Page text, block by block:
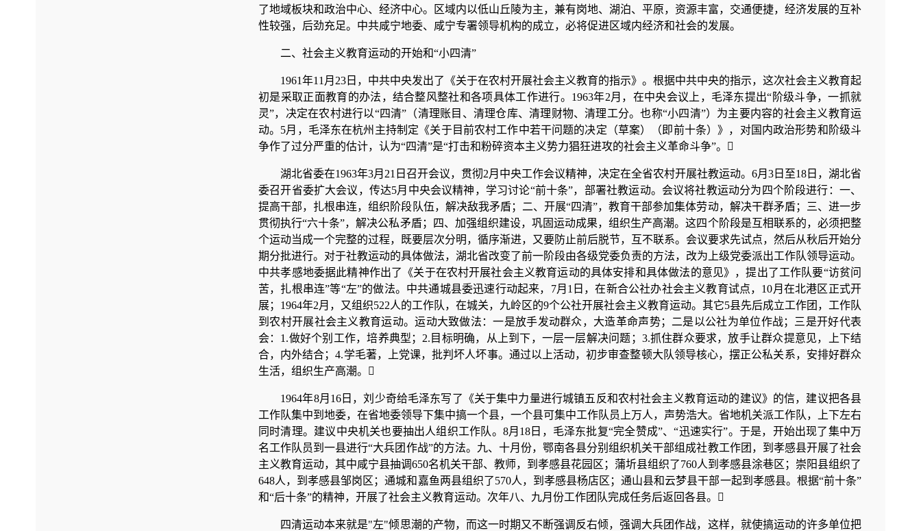
了地域板块和政治中心、经济中心。区域内以低山丘陵为主，兼有岗地、湖泊、平原，资源丰富，交通便捷，经济发展的互补
性较强，后劲充足。中共咸宁地委、咸宁专署领导机构的成立，必将促进区域内经济和社会的发展。
二、社会主义教育运动的开始和“小四清”
1961年11月23日，中共中央发出了《关于在农村开展社会主义教育的指示》。根据中共中央的指示，这次社会主义教育起
初是采取正面教育的办法，结合整风整社和各项具体工作进行。1963年2月，在中央会议上，毛泽东提出“阶级斗争，一抓就
灵”，决定在农村进行以“四清”（清理账目、清理仓库、清理财物、清理工分。也称“小四清”）为主要内容的社会主义教育运
动。5月，毛泽东在杭州主持制定《关于目前农村工作中若干问题的决定（草案）（即前十条）》，对国内政治形势和阶级斗
争作了过分严重的估计，认为“四清”是“打击和粉碎资本主义势力猖狂进攻的社会主义革命斗争”。
湖北省委在1963年3月21日召开会议，贯彻2月中央工作会议精神，决定在全省农村开展社教运动。6月3日至18日，湖北省
委召开省委扩大会议，传达5月中央会议精神，学习讨论“前十条”，部署社教运动。会议将社教运动分为四个阶段进行：一、
提高干部，扎根串连，组织阶段队伍，解决敌我矛盾；二、开展“四清”，教育干部参加集体劳动，解决干群矛盾；三、进一步
贯彻执行“六十条”，解决公私矛盾；四、加强组织建设，巩固运动成果，组织生产高潮。这四个阶段是互相联系的，必须把整
个运动当成一个完整的过程，既要层次分明，循序渐进，又要防止前后脱节，互不联系。会议要求先试点，然后从秋后开始分
期分批进行。对于社教运动的具体做法，湖北省改变了前一阶段由各级党委负责的方法，改为上级党委派出工作队领导运动。
中共孝感地委据此精神作出了《关于在农村开展社会主义教育运动的具体安排和具体做法的意见》，提出了工作队要“访贫问
苦，扎根串连”等“左”的做法。中共通城县委迅速行动起来，7月1日，在新合公社办社会主义教育试点，10月在北港区正式开
展；1964年2月，又组织522人的工作队，在城关，九岭区的9个公社开展社会主义教育运动。其它5县先后成立工作团，工作队
到农村开展社会主义教育运动。运动大致做法：一是放手发动群众，大造革命声势；二是以公社为单位作战；三是开好代表
会：1.做好个别工作，培养典型；2.目标明确，从上到下，一层一层解决问题；3.抓住群众要求，放手让群众提意见，上下结
合，内外结合；4.学毛著，上党课，批判坏人坏事。通过以上活动，初步审查整顿大队领导核心，摆正公私关系，安排好群众
生活，组织生产高潮。
1964年8月16日，刘少奇给毛泽东写了《关于集中力量进行城镇五反和农村社会主义教育运动的建议》的信，建议把各县
工作队集中到地委，在省地委领导下集中搞一个县，一个县可集中工作队员上万人，声势浩大。省地机关派工作队，上下左右
同时清理。建议中央机关也要抽出人组织工作队。8月18日，毛泽东批复“完全赞成”、“迅速实行”。于是，开始出现了集中万
名工作队员到一县进行“大兵团作战”的方法。九、十月份，鄂南各县分别组织机关干部组成社教工作团，到孝感县开展了社会
主义教育运动，其中咸宁县抽调650名机关干部、教师，到孝感县花园区；蒲圻县组织了760人到孝感县涂巷区；崇阳县组织了
648人，到孝感县邹岗区；通城和嘉鱼两县组织了570人，到孝感县杨店区；通山县和云梦县干部一起到孝感县。根据“前十条”
和“后十条”的精神，开展了社会主义教育运动。次年八、九月份工作团队完成任务后返回各县。
四清运动本来就是"左"倾思潮的产物，而这一时期又不断强调反右倾，强调大兵团作战，这样，就使搞运动的许多单位把